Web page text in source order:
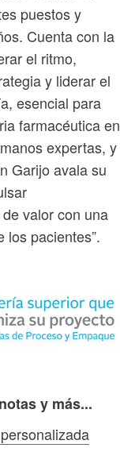
puestos y
Cuenta con la
el ritmo,
y liderar el
esencial para
farmacéutica en
expertas, y
Garijo avala su
valor con una
los pacientes”.
y más...